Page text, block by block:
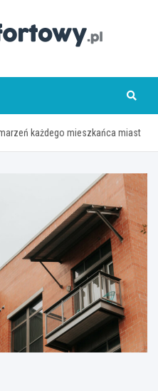
każdego mieszkańca miast